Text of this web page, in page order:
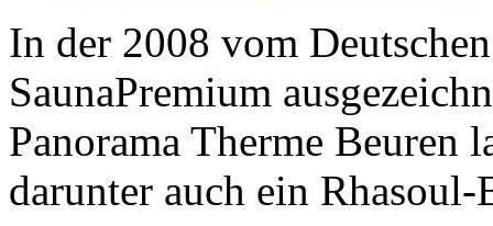
In der 2008 vom
SaunaPremium
Panorama Therme Beuren
darunter auch ein